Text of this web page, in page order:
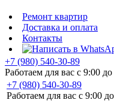
Ремонт квартир
Доставка и оплата
Контакты
+7 (980) 540-30-89
Работаем для вас с 9:00
+7 (980) 540-30-89
Работаем для вас с 9:00